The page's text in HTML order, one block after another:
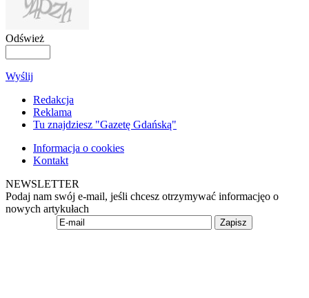
Odśwież
Wyślij
Redakcja
Reklama
Tu znajdziesz "Gazetę Gdańską"
Informacja o cookies
Kontakt
NEWSLETTER
Podaj nam swój e-mail, jeśli chcesz otrzymywać informacjęo o
nowych artykułach
Zapisz